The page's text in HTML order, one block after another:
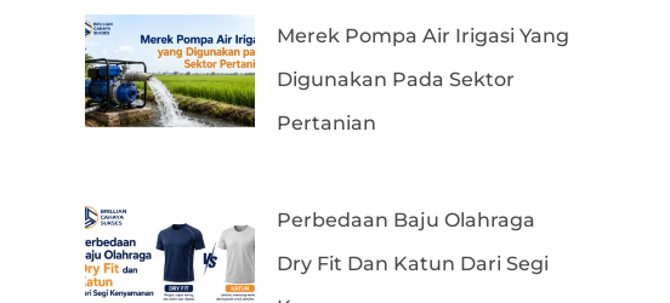
Merek Pompa Air Irigasi Yang
Digunakan Pada Sektor
Pertanian
Perbedaan Baju Olahraga
Dry Fit Dan Katun Dari Segi